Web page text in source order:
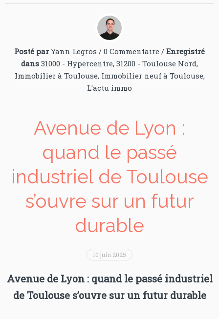
Posté par Yann Legros / 0 Commentaire / Enregistré
dans 31000 - Hypercentre, 31200 - Toulouse Nord,
Immobilier à Toulouse, Immobilier neuf à Toulouse,
L'actu immo
Avenue de Lyon :
quand le passé
industriel de Toulouse
s’ouvre sur un futur
durable
10 juin 2025
Avenue de Lyon : quand le passé industriel
de Toulouse s’ouvre sur un futur durable